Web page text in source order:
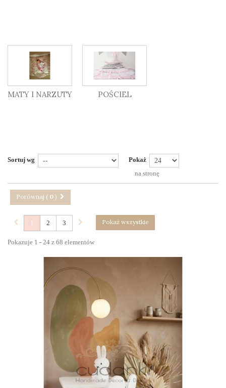
MATY I NARZUTY POŚCIEL
Sortuj wg
Pokaż
na stronę
Porównaj ( 0 )
Pokaż wszystkie
1 2 3
Pokazuje 1 - 24 z 68 elementów